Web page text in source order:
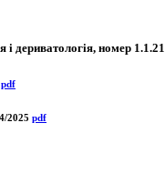
дериватологія, номер 1.1.21
pdf
2025 pdf